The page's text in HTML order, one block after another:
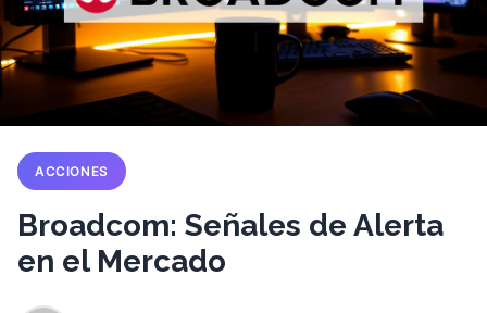
ACCIONES
Broadcom: Señales de Alerta
en el Mercado